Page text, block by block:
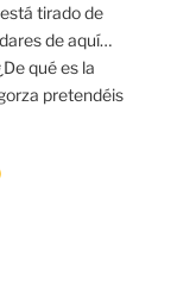
tirado de
de aquí…
qué es la
pretendéis